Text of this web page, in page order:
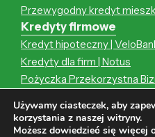
Przewygodny kredyt
Kredyty firmowe
Kredyt hipoteczny |
Kredyty dla firm | Notus
Pożyczka Przekorzystna
Przewygodny kredyt
Używamy ciasteczek, aby
korzystania z naszej witryny.
Możesz dowiedzieć się więcej